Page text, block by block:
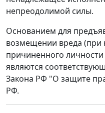
непреодолимой силы.
Основанием для
возмещении вреда (при
причиненного
являются
Закона РФ "О защите
РФ.